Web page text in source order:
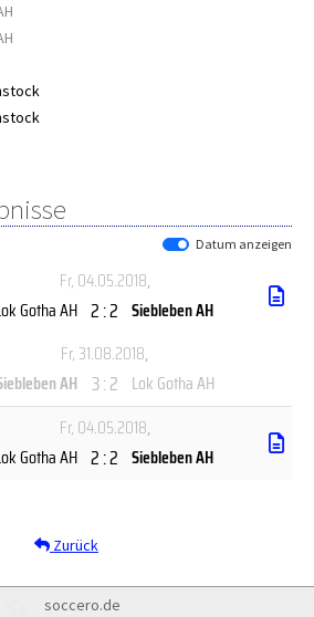
Datum anzeigen
Fr, 04.05.2018,
Gotha AH 2 : 2 Siebleben AH
Fr, 31.08.2018,
AH 3 : 2 Lok Gotha AH
Fr, 04.05.2018,
Gotha AH 2 : 2 Siebleben AH
Zurück
soccero.de